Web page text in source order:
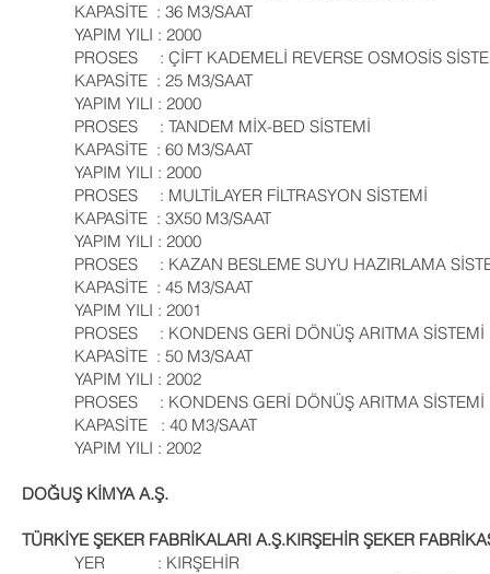
KAPASİTE : 36 M3/SAAT
YAPIM YILI : 2000
PROSES : ÇİFT KADEMELİ REVERSE OSMOSİS
KAPASİTE : 25 M3/SAAT
YAPIM YILI : 2000
PROSES : TANDEM MİX-BED SİSTEMİ
KAPASİTE : 60 M3/SAAT
YAPIM YILI : 2000
PROSES : MULTİLAYER FİLTRASYON SİSTEMİ
KAPASİTE : 3X50 M3/SAAT
YAPIM YILI : 2000
PROSES : KAZAN BESLEME SUYU HAZIRLAMA
KAPASİTE : 45 M3/SAAT
YAPIM YILI : 2001
PROSES : KONDENS GERİ DÖNÜŞ ARITMA SİSTEMİ
KAPASİTE : 50 M3/SAAT
YAPIM YILI : 2002
PROSES : KONDENS GERİ DÖNÜŞ ARITMA SİSTEMİ
KAPASİTE : 40 M3/SAAT
YAPIM YILI : 2002
DOĞUŞ KİMYA A.Ş.
TÜRKİYE ŞEKER FABRİKALARI A.Ş.KIRŞEHİR ŞEKER
YER : KIRŞEHİR